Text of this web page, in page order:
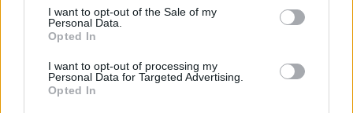
consent section.
I want to opt-out of the Sale of my
Personal Data.
Opted In
I want to opt-out of processing my
Personal Data for Targeted Advertising.
Opted In